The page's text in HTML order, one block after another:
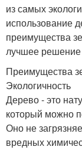
из самых
использование
преимущества
лучшее
Преимущества
Экологичность
Дерево - это
который можно
Оно не
вредных